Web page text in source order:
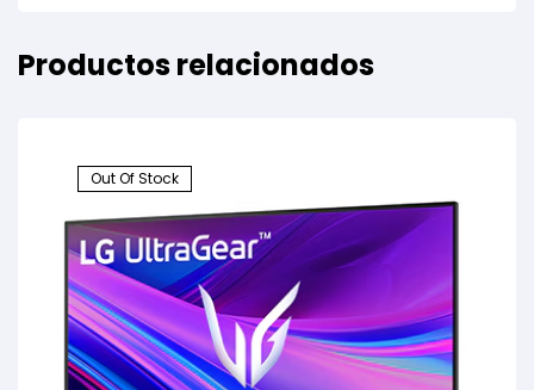
Productos relacionados
Out Of Stock